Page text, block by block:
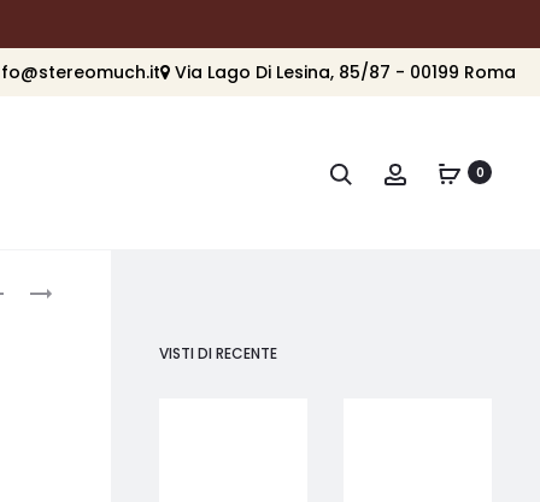
Via Lago Di Lesina, 85/87 - 00199 Roma
Cerca Account0
SONUS
VISTI DI RECENTE